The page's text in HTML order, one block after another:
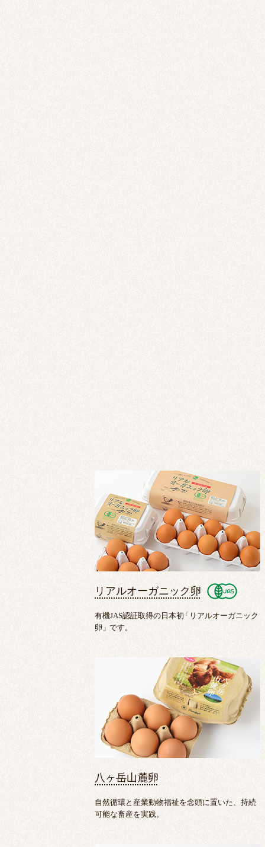
リアルオーガニック卵
有機JAS認証取得の日本初「 リアルオーガニック
卵 」です。
八ヶ岳山麓卵
自然循環と産業動物福祉を念頭に置いた、持続
可能な畜産を実践。